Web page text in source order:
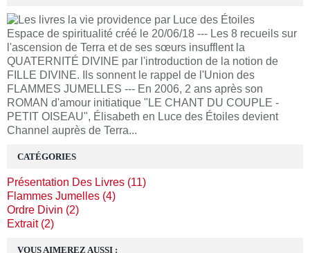
Espace de spiritualité créé le 20/06/18 --- Les 8 recueils sur
l'ascension de Terra et de ses sœurs insufflent la
QUATERNITÉ DIVINE par l'introduction de la notion de
FILLE DIVINE. Ils sonnent le rappel de l'Union des
FLAMMES JUMELLES --- En 2006, 2 ans après son
ROMAN d'amour initiatique "LE CHANT DU COUPLE -
PETIT OISEAU", Élisabeth en Luce des Étoiles devient
Channel auprès de Terra...
VOUS AIMEREZ AUSSI :
CATÉGORIES
Présentation Des Livres (11)
Flammes Jumelles (4)
Ordre Divin (2)
Extrait (2)